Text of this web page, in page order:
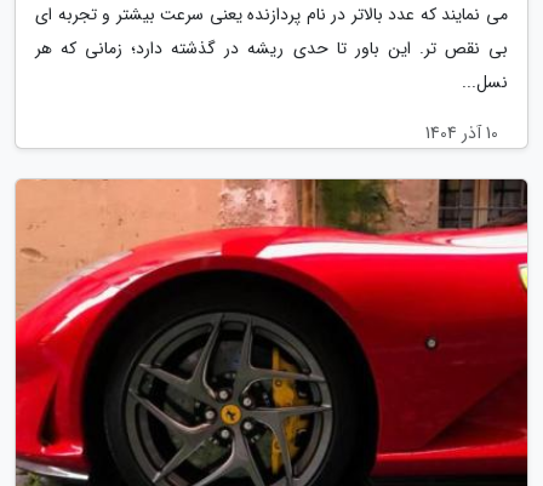
می نمایند که عدد بالاتر در نام پردازنده یعنی سرعت بیشتر و تجربه ای
بی نقص تر. این باور تا حدی ریشه در گذشته دارد؛ زمانی که هر
نسل...
10 آذر 1404